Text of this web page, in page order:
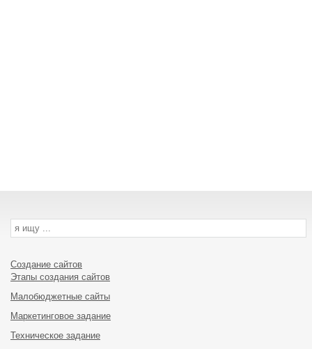
Создание сайтов
Этапы создания сайтов
Малобюджетные сайты
Маркетинговое задание
Техническое задание